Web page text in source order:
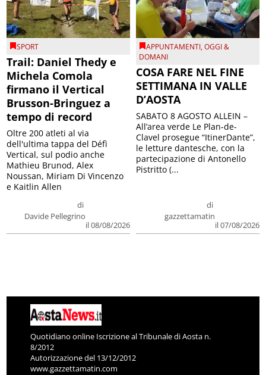
SPORT
Trail: Daniel Thedy e
Michela Comola
firmano il Vertical
Brusson-Bringuez a
tempo di record
di
Davide Pellegrino
il 08/08/2026
Oltre 200 atleti al via
dell'ultima tappa del Défì
Vertical, sul podio anche
Mathieu Brunod, Alex
Noussan, Miriam Di Vincenzo
e Kaitlin Allen
APPUNTAMENTI,OGGI &
DOMANI
COSA FARE NEL FINE
SETTIMANA IN VALLE
D’AOSTA
di
gazzettamatin
il 07/08/2026
SABATO 8 AGOSTO ALLEIN –
All’area verde Le Plan-de-
Clavel prosegue “ItinerDante”,
le letture dantesche, con la
partecipazione di Antonello
Pistritto (...
Quotidiano online Iscrizione al Tribunale di Aosta n.
8/2012
Autorizzazione del 13/12/2012
www.gazzettamatin.com